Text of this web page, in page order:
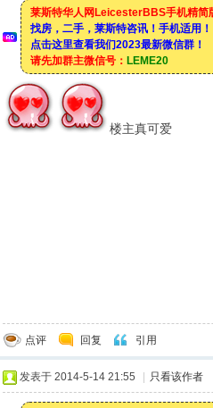
莱斯特华人网LeicesterBBS手机精简
找房，二手，莱斯特咨讯！手机适用！
点击这里查看我们2023最新微信群！
请先加群主微信号： LEME20
楼主真可爱
点评 回复 引用
发表于 2014-5-14 21:55 只看该作者